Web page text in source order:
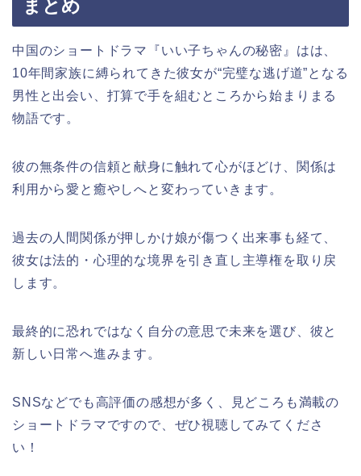
まとめ
中国のショートドラマ『いい子ちゃんの秘密』はは、
10年間家族に縛られてきた彼女が“完璧な逃げ道”となる
男性と出会い、打算で手を組むところから始まりまる
物語です。
彼の無条件の信頼と献身に触れて心がほどけ、関係は
利用から愛と癒やしへと変わっていきます。
過去の人間関係が押しかけ娘が傷つく出来事も経て、
彼女は法的・心理的な境界を引き直し主導権を取り戻
します。
最終的に恐れではなく自分の意思で未来を選び、彼と
新しい日常へ進みます。
SNSなどでも高評価の感想が多く、見どころも満載の
ショートドラマですので、ぜひ視聴してみてくださ
い！